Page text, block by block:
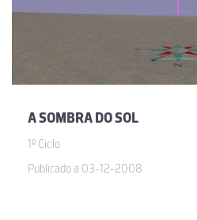
A SOMBRA DO SOL
1º Ciclo
Publicado a 03-12-2008